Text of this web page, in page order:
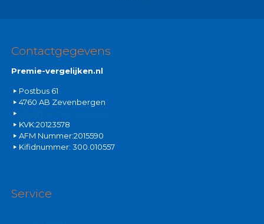
Contactgegevens
Premie-vergelijken.nl
Postbus 61
4760 AB Zevenbergen
KVK:20123578
AFM Nummer:2015590
Kifidnummer: 300.010557
Service